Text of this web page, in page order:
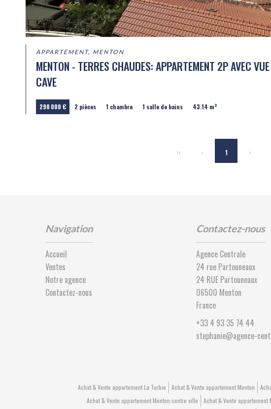
APPARTEMENT, MENTON
MENTON - TERRES CHAUDES: APPARTEMENT 2P AVEC
CAVE
290 000 € 2 pièces 1 chambre 1 salle de bains 43.14 m²
1
Navigation
Accueil
Ventes
Notre agence
Contactez-nous
Contactez-nous
Agence Centrale
24 rue Partouneaux
24 RUE Partouneaux
06500 Menton
France
+33 4 93 35 74 44
stephanie@agence-
Achat & Vente appartement La Turbie Achat & Vente appartement Menton
Achat & Vente appartement Menton centre ville
Achat & Vente appartement